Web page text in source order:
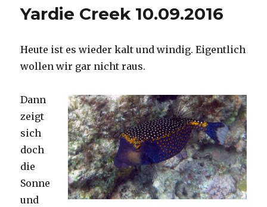
Yardie Creek 10.09.2016
Heute ist es wieder kalt und windig. Eigentlich
wollen wir gar nicht raus.
Dann
zeigt
sich
doch
die
Sonne
und